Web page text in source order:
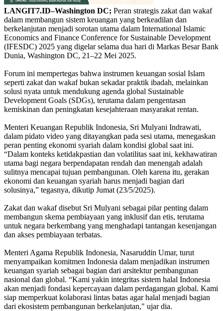
LANGIT7.ID–Washington DC; Peran strategis zakat dan wakaf
dalam membangun sistem keuangan yang berkeadilan dan
berkelanjutan menjadi sorotan utama dalam International Islamic
Economics and Finance Conference for Sustainable Development
(IFESDC) 2025 yang digelar selama dua hari di Markas Besar Bank
Dunia, Washington DC, 21–22 Mei 2025.
Forum ini mempertegas bahwa instrumen keuangan sosial Islam
seperti zakat dan wakaf bukan sekadar praktik ibadah, melainkan
solusi nyata untuk mendukung agenda global Sustainable
Development Goals (SDGs), terutama dalam pengentasan
kemiskinan dan peningkatan kesejahteraan masyarakat rentan.
Menteri Keuangan Republik Indonesia, Sri Mulyani Indrawati,
dalam pidato video yang ditayangkan pada sesi utama, menegaskan
peran penting ekonomi syariah dalam kondisi global saat ini.
“Dalam konteks ketidakpastian dan volatilitas saat ini, kekhawatiran
utama bagi negara berpendapatan rendah dan menengah adalah
sulitnya mencapai tujuan pembangunan. Oleh karena itu, gerakan
ekonomi dan keuangan syariah harus menjadi bagian dari
solusinya,” tegasnya, dikutip Jumat (23/5/2025).
Zakat dan wakaf disebut Sri Mulyani sebagai pilar penting dalam
membangun skema pembiayaan yang inklusif dan etis, terutama
untuk negara berkembang yang menghadapi tantangan kesenjangan
dan akses pembiayaan terbatas.
Menteri Agama Republik Indonesia, Nasaruddin Umar, turut
menyampaikan komitmen Indonesia dalam menjadikan instrumen
keuangan syariah sebagai bagian dari arsitektur pembangunan
nasional dan global. “Kami yakin integritas sistem halal Indonesia
akan menjadi fondasi kepercayaan dalam perdagangan global. Kami
siap memperkuat kolaborasi lintas batas agar halal menjadi bagian
dari ekosistem pembangunan berkelanjutan," ujar dia.